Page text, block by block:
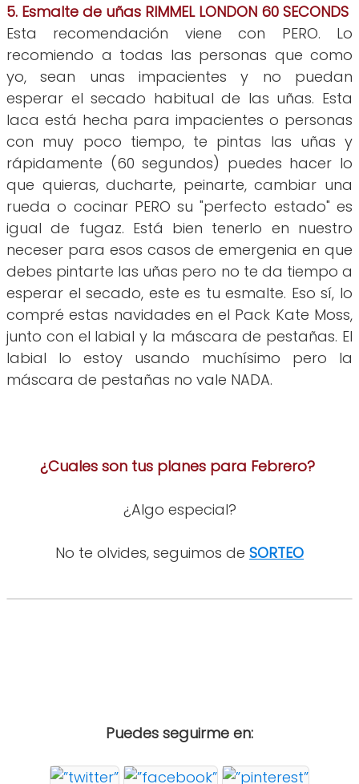
5. Esmalte de uñas RIMMEL LONDON 60 SECONDS
Esta recomendación viene con PERO. Lo
recomiendo a todas las personas que como
yo, sean unas impacientes y no puedan
esperar el secado habitual de las uñas. Esta
laca está hecha para impacientes o personas
con muy poco tiempo, te pintas las uñas y
rápidamente (60 segundos) puedes hacer lo
que quieras, ducharte, peinarte, cambiar una
rueda o cocinar PERO su "perfecto estado" es
igual de fugaz. Está bien tenerlo en nuestro
neceser para esos casos de emergenia en que
debes pintarte las uñas pero no te da tiempo a
esperar el secado, este es tu esmalte. Eso sí, lo
compré estas navidades en el Pack Kate Moss,
junto con el labial y la máscara de pestañas. El
labial lo estoy usando muchísimo pero la
máscara de pestañas no vale NADA.
¿Cuales son tus planes para Febrero?
¿Algo especial?
No te olvides, seguimos de SORTEO
Puedes seguirme en: